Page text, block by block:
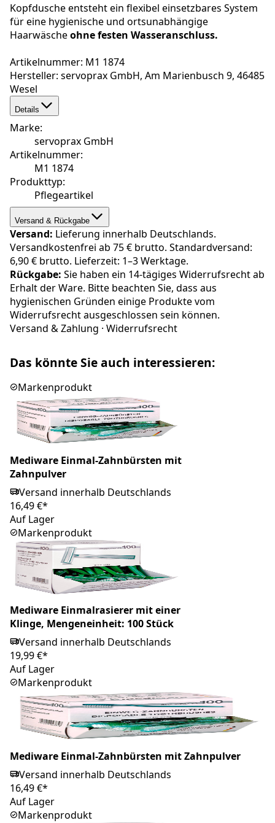
Kopfdusche entsteht ein flexibel einsetzbares System
für eine hygienische und ortsunabhängige
Haarwäscheohne festen Wasseranschluss.
Artikelnummer: M1 1874
Hersteller: servoprax GmbH, Am Marienbusch 9, 46485
Wesel
Details
Marke:
servoprax GmbH
Artikelnummer:
M1 1874
Produkttyp:
Pflegeartikel
Versand & Rückgabe
Versand: Lieferung innerhalb Deutschlands.
Versandkostenfrei ab 75 € brutto. Standardversand:
6,90 € brutto. Lieferzeit: 1–3 Werktage.
Rückgabe: Sie haben ein 14-tägiges Widerrufsrecht ab
Erhalt der Ware. Bitte beachten Sie, dass aus
hygienischen Gründen einige Produkte vom
Widerrufsrecht ausgeschlossen sein können.
Versand & Zahlung · Widerrufsrecht
Das könnte Sie auch interessieren:
Markenprodukt
Mediware Einmal-Zahnbürsten mit
Zahnpulver
Versand innerhalb Deutschlands
16,49 €*
Auf Lager
Markenprodukt
Mediware Einmalrasierer mit einer
Klinge, Mengeneinheit: 100 Stück
Versand innerhalb Deutschlands
19,99 €*
Auf Lager
Markenprodukt
Mediware Einmal-Zahnbürsten mit Zahnpulver
Versand innerhalb Deutschlands
16,49 €*
Auf Lager
Markenprodukt